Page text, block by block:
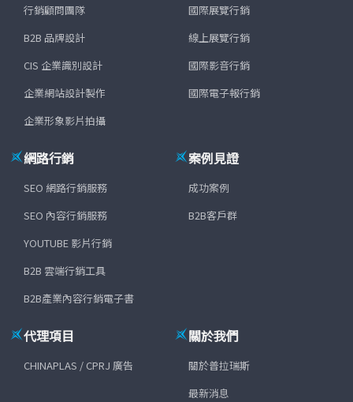
行銷顧問團隊
B2B 品牌設計
CIS 企業識別設計
企業網站設計製作
企業形象影片拍攝
國際展覽行銷
線上展覽行銷
國際影音行銷
國際電子報行銷
網路行銷
SEO 網路行銷服務
SEO 內容行銷服務
YOUTUBE 影片行銷
B2B 雲端行銷工具
B2B產業內容行銷電子書
案例見證
成功案例
B2B客戶群
代理項目
CHINAPLAS / CPRJ 廣告
關於我們
關於普拉瑞斯
最新消息